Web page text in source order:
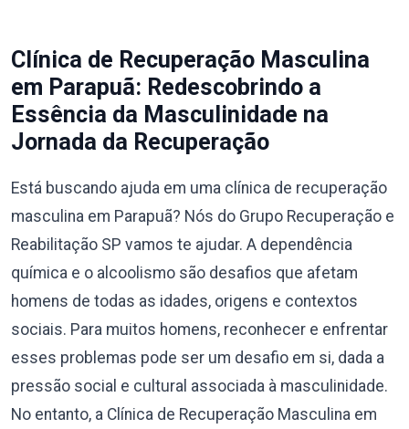
Clínica de Recuperação Masculina
em Parapuã: Redescobrindo a
Essência da Masculinidade na
Jornada da Recuperação
Está buscando ajuda em uma clínica de recuperação
masculina em Parapuã? Nós do Grupo Recuperação e
Reabilitação SP vamos te ajudar. A dependência
química e o alcoolismo são desafios que afetam
homens de todas as idades, origens e contextos
sociais. Para muitos homens, reconhecer e enfrentar
esses problemas pode ser um desafio em si, dada a
pressão social e cultural associada à masculinidade.
No entanto, a Clínica de Recuperação Masculina em